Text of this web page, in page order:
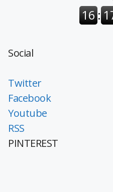
Social
Twitter
Facebook
Youtube
RSS
PINTEREST